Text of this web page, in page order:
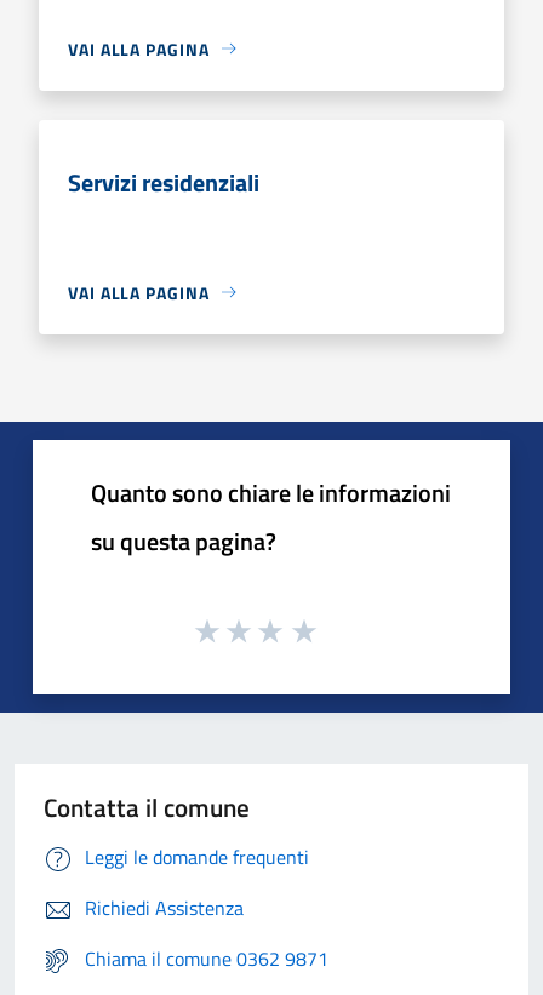
VAI ALLA PAGINA
Servizi residenziali
VAI ALLA PAGINA
Quanto sono chiare le informazioni
su questa pagina?
Contatta il comune
Leggi le domande frequenti
Richiedi Assistenza
Chiama il comune 0362 9871